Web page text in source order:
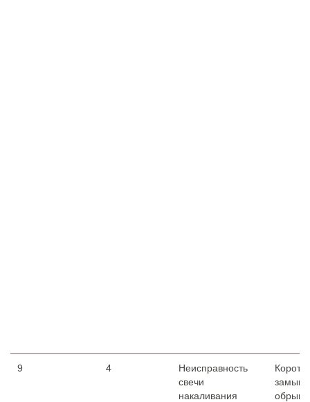
9 4
Неисправность
свечи
накаливания
обрыв,